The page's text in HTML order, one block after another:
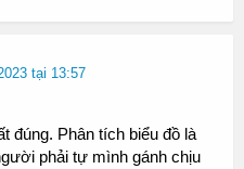
tại 13:57
đúng. Phân tích biểu đồ là
phải tự mình gánh chịu